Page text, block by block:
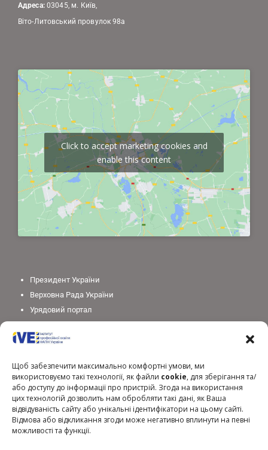
Щоб забезпечити максимально комфортні умови, ми
використовуємо такі технології, як файли cookie, для зберігання та/
або доступу до інформації про пристрій. Згода на використання
цих технологій дозволить нам обробляти такі дані, як Ваша
відвідуваність сайту або унікальні ідентифікатори на цьому сайті.
Відмова або відкликання згоди може негативно вплинути на певні
можливості та функції.
Адреса:03045, м. Київ,
Віто-Литовський провулок 98а
Click to accept marketing cookies and
enable this content
Президент України
Верховна Рада України
Урядовий портал
Міністерство освіти і науки України